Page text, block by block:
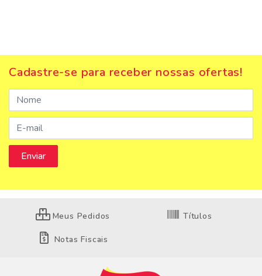
Cadastre-se para receber nossas ofertas!
Meus Pedidos Títulos
Notas Fiscais